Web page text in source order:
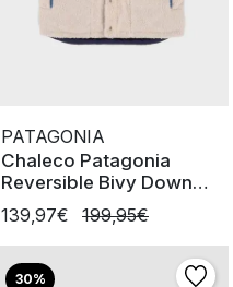
PATAGONIA
Chaleco Patagonia
Reversible Bivy Down
NENA
139,97€ 199,95€
30%